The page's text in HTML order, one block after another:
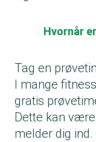
Hvornår
Tag en
I mange
gratis
Dette kan
melder dig ind.